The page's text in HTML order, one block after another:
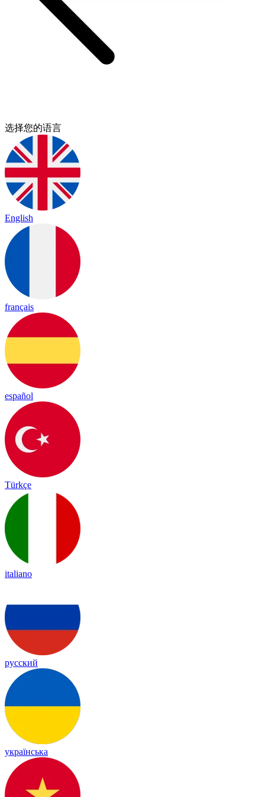
选择您的语言
English
français
español
Türkçe
italiano
русский
українська